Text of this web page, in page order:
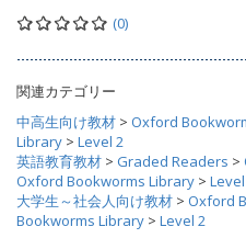
(0)
関連カテゴリー
中高生向け教材 > Oxford
Library > Level 2
英語教育教材 > Graded Readers >
Oxford Bookworms Library >
大学生～社会人向け教材 > Oxford
Bookworms Library > Level 2